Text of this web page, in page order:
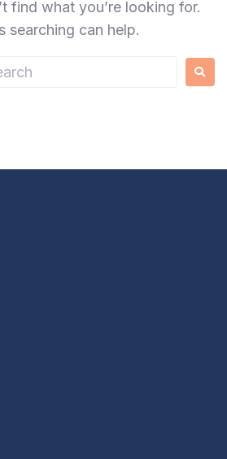
find what you’re looking for.
searching can help.